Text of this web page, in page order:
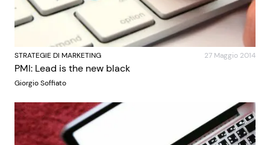
STRATEGIE DI MARKETING 27 Maggio 2014
PMI: Lead is the new black
Giorgio Soffiato